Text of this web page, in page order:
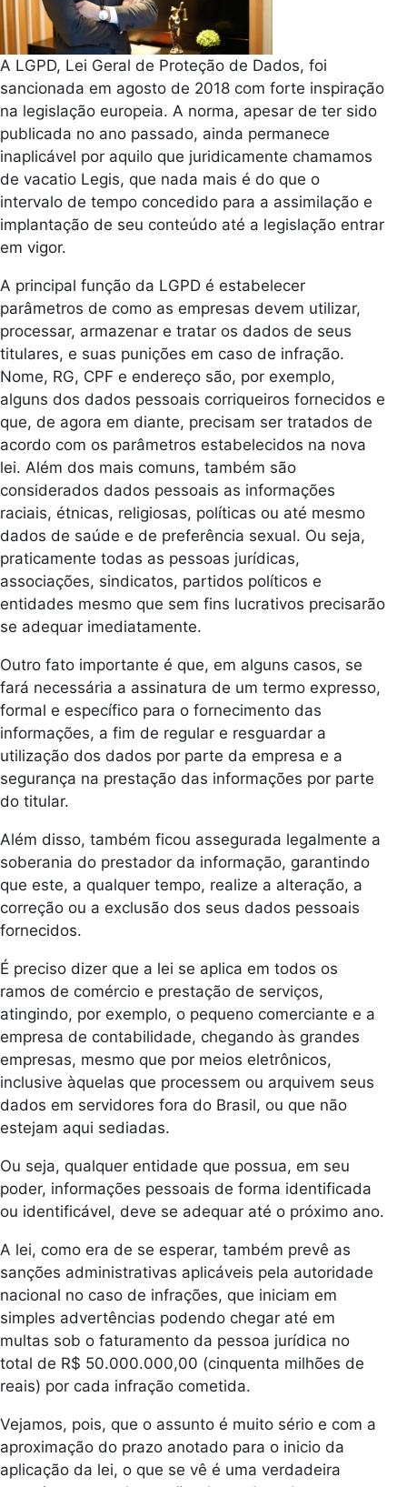
A LGPD, Lei Geral de Proteção de Dados, foi
sancionada em agosto de 2018 com forte inspiração
na legislação europeia. A norma, apesar de ter sido
publicada no ano passado, ainda permanece
inaplicável por aquilo que juridicamente chamamos
de vacatio Legis, que nada mais é do que o
intervalo de tempo concedido para a assimilação e
implantação de seu conteúdo até a legislação entrar
em vigor.
A principal função da LGPD é estabelecer
parâmetros de como as empresas devem utilizar,
processar, armazenar e tratar os dados de seus
titulares, e suas punições em caso de infração.
Nome, RG, CPF e endereço são, por exemplo,
alguns dos dados pessoais corriqueiros fornecidos e
que, de agora em diante, precisam ser tratados de
acordo com os parâmetros estabelecidos na nova
lei. Além dos mais comuns, também são
considerados dados pessoais as informações
raciais, étnicas, religiosas, políticas ou até mesmo
dados de saúde e de preferência sexual. Ou seja,
praticamente todas as pessoas jurídicas,
associações, sindicatos, partidos políticos e
entidades mesmo que sem fins lucrativos precisarão
se adequar imediatamente.
Outro fato importante é que, em alguns casos, se
fará necessária a assinatura de um termo expresso,
formal e específico para o fornecimento das
informações, a fim de regular e resguardar a
utilização dos dados por parte da empresa e a
segurança na prestação das informações por parte
do titular.
Além disso, também ficou assegurada legalmente a
soberania do prestador da informação, garantindo
que este, a qualquer tempo, realize a alteração, a
correção ou a exclusão dos seus dados pessoais
fornecidos.
É preciso dizer que a lei se aplica em todos os
ramos de comércio e prestação de serviços,
atingindo, por exemplo, o pequeno comerciante e a
empresa de contabilidade, chegando às grandes
empresas, mesmo que por meios eletrônicos,
inclusive àquelas que processem ou arquivem seus
dados em servidores fora do Brasil, ou que não
estejam aqui sediadas.
Ou seja, qualquer entidade que possua, em seu
poder, informações pessoais de forma identificada
ou identificável, deve se adequar até o próximo ano.
A lei, como era de se esperar, também prevê as
sanções administrativas aplicáveis pela autoridade
nacional no caso de infrações, que iniciam em
simples advertências podendo chegar até em
multas sob o faturamento da pessoa jurídica no
total de R$ 50.000.000,00 (cinquenta milhões de
reais) por cada infração cometida.
Vejamos, pois, que o assunto é muito sério e com a
aproximação do prazo anotado para o inicio da
aplicação da lei, o que se vê é uma verdadeira